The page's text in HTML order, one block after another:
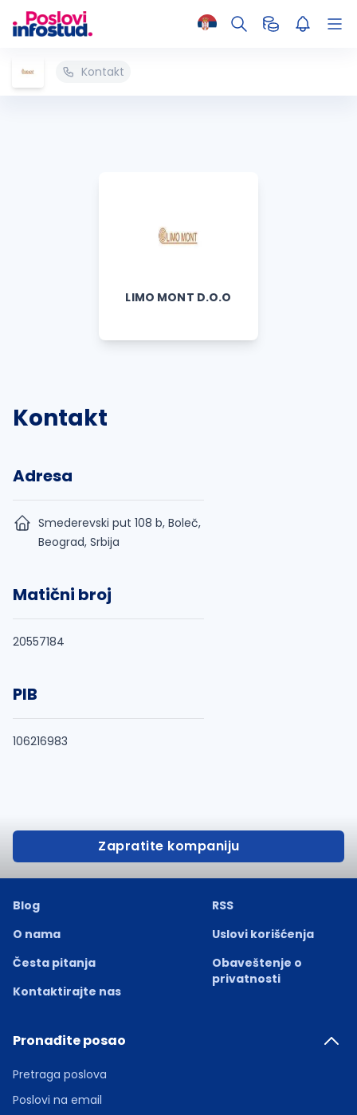
Kontakt
LIMO MONT D.O.O
Kontakt
Adresa
Smederevski put 108 b, Boleč,
Beograd, Srbija
Matični broj
20557184
PIB
106216983
Zapratite kompaniju
Blog
O nama
Česta pitanja
Kontaktirajte nas
RSS
Uslovi korišćenja
Obaveštenje o
privatnosti
Pronađite posao
Pretraga poslova
Poslovi na email